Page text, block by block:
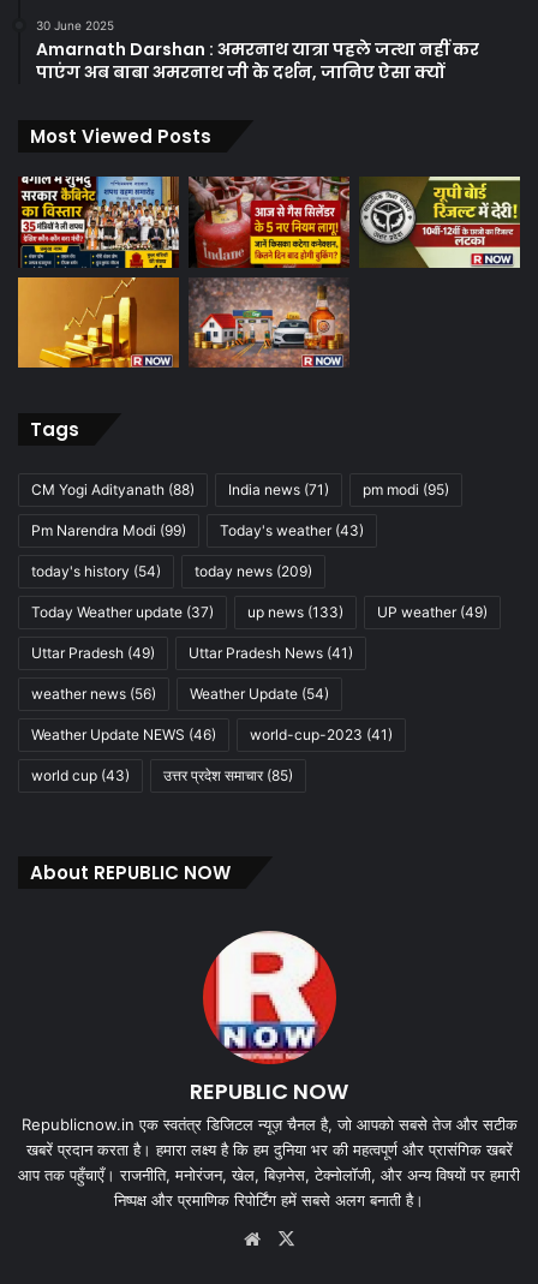
30 June 2025
Amarnath Darshan : अमरनाथ यात्रा पहले जत्था नहीं कर
पाएंग अब बाबा अमरनाथ जी के दर्शन, जानिए ऐसा क्यों
Most Viewed Posts
Tags
CM Yogi Adityanath (88) India news (71) pm modi (95)
Pm Narendra Modi (99) Today's weather(43)
today's history (54) today news (209)
Today Weather update (37) up news (133) UP weather(49)
Uttar Pradesh (49) Uttar Pradesh News (41)
weather news (56) Weather Update (54)
Weather Update NEWS (46) world-cup-2023 (41)
world cup (43) उत्तर प्रदेश समाचार(85)
About REPUBLIC NOW
REPUBLIC NOW
Republicnow.in एक स्वतंत्र डिजिटल न्यूज़ चैनल है, जो आपको सबसे तेज और सटीक
खबरें प्रदान करता है। हमारा लक्ष्य है कि हम दुनिया भर की महत्वपूर्ण और प्रासंगिक खबरें
आप तक पहुँचाएँ। राजनीति, मनोरंजन, खेल, बिज़नेस, टेक्नोलॉजी, और अन्य विषयों पर हमारी
निष्पक्ष और प्रमाणिक रिपोर्टिंग हमें सबसे अलग बनाती है।
Website